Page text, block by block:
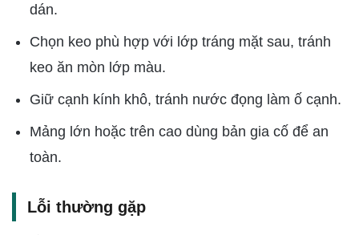
dán.
Chọn keo phù hợp với lớp tráng mặt sau, tránh
keo ăn mòn lớp màu.
Giữ cạnh kính khô, tránh nước đọng làm ố cạnh.
Mảng lớn hoặc trên cao dùng bản gia cố để an
toàn.
Lỗi thường gặp